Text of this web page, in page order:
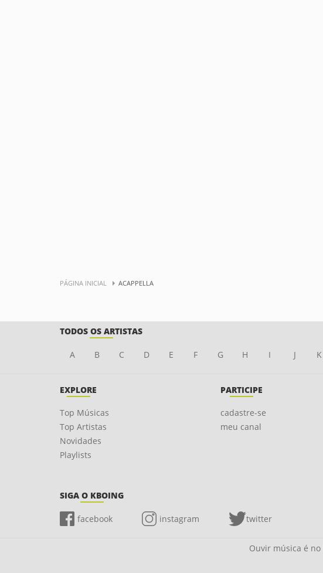
PÁGINA INICIAL ACAPPELLA
TODOS OS ARTISTAS
A B C D E F G H I J K
EXPLORE
Top Músicas
Top Artistas
Novidades
Playlists
PARTICIPE
cadastre-se
meu canal
SIGA O KBOING
facebook instagram twitter
Ouvir música é no